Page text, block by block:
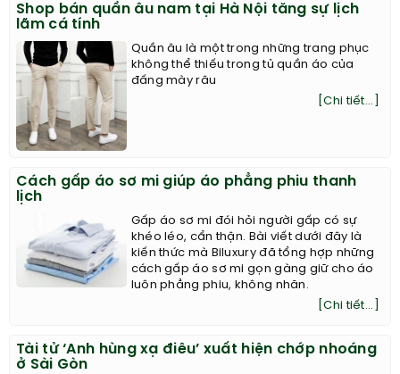
Shop bán quần âu nam tại Hà Nội tăng sự lịch
lãm cá tính
Quần âu là một trong những trang phục
không thể thiếu trong tủ quần áo của
đấng mày râu
[Chi tiết...]
Cách gấp áo sơ mi giúp áo phẳng phiu thanh
lịch
Gấp áo sơ mi đói hỏi người gấp có sự
khéo léo, cẩn thận. Bài viết dưới đây là
kiến thức mà Biluxury đã tổng hợp những
cách gấp áo sơ mi gọn gàng giữ cho áo
luôn phẳng phiu, không nhăn.
[Chi tiết...]
Tài tử ‘Anh hùng xạ điêu’ xuất hiện chớp nhoáng
ở Sài Gòn